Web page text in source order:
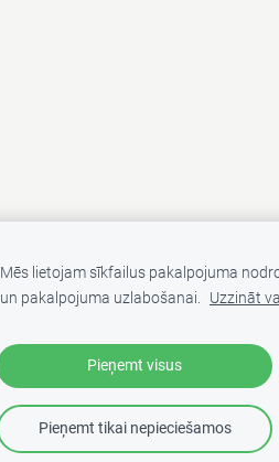
Mēs lietojam sīkfailus pakalpojuma
un pakalpojuma uzlabošanai. Uzzināt
Pieņemt visus
Pieņemt tikai nepieciešamos